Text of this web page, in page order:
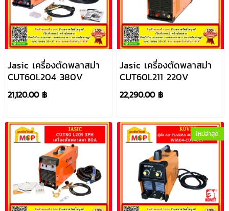
Jasic เครื่องตัดพลาสม่า
CUT60L204 380V
21,120.00 ฿
Jasic เครื่องตัดพลาสม่า
CUT60L211 220V
22,290.00 ฿
ใหม่ล่าสุด